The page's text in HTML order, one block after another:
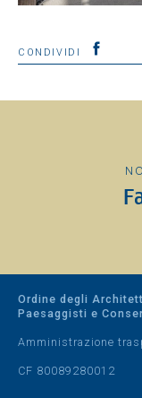
CONDIVIDI
Ordine degli
Paesaggisti e
Amministrazione
CF 80089280012